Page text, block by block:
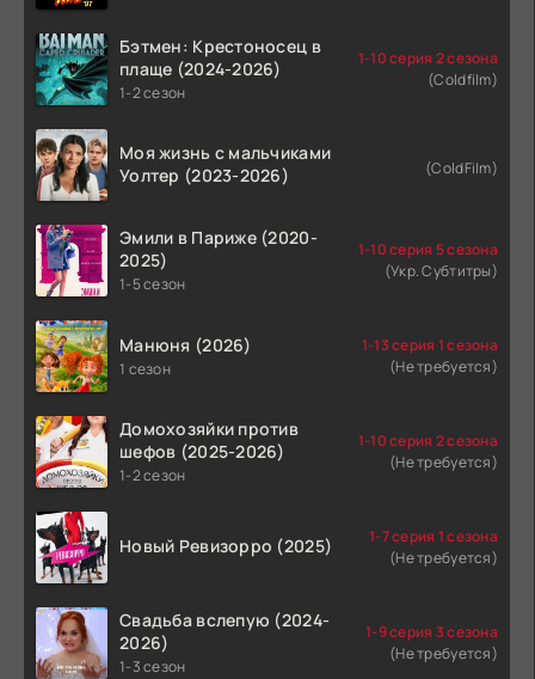
Бэтмен: Крестоносец в
плаще (2024-2026)
1-2 сезон
1-10 серия 2 сезона
(Coldfilm)
Моя жизнь с мальчиками
Уолтер (2023-2026)
(ColdFilm)
Эмили в Париже (2020-
2025)
1-5 сезон
1-10 серия 5 сезона
(Укр. Субтитры)
Манюня (2026)
1 сезон
1-13 серия 1 сезона
(Не требуется)
Домохозяйки против
шефов (2025-2026)
1-2 сезон
1-10 серия 2 сезона
(Не требуется)
Новый Ревизорро (2025)
1-7 серия 1 сезона
(Не требуется)
Свадьба вслепую (2024-
2026)
1-3 сезон
1-9 серия 3 сезона
(Не требуется)